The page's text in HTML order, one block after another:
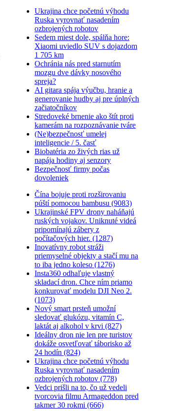
Ukrajina chce početnú výhodu
Ruska vyrovnať nasadením
ozbrojených robotov
Sedem miest dole, spálňa hore:
Xiaomi uviedlo SUV s dojazdom
1 705 km
Ochránia nás pred starnutím
mozgu dve dávky nosového
spreja?
AI gitara spája výučbu, hranie a
generovanie hudby aj pre úplných
začiatočníkov
Stredoveké brnenie ako štít proti
kamerám na rozpoznávanie tváre
(Ne)bezpečnosť umelej
inteligencie / 5. časť
Biobatéria zo živých rias už
napája hodiny aj senzory
Bezpečnosť firmy počas
dovoleniek
Čína bojuje proti rozširovaniu
púští pomocou bambusu (9083)
Ukrajinské FPV drony naháňajú
ruských vojakov. Uniknuté videá
pripomínajú zábery z
počítačových hier. (1287)
Inovatívny robot stráži
priemyselné objekty a stačí mu na
to iba jedno koleso (1276)
Insta360 odhaľuje vlastný
skladací dron. Chce ním priamo
konkurovať modelu DJI Neo 2.
(1073)
Nový smart prsteň umožní
sledovať glukózu, vitamín C,
laktát aj alkohol v krvi (827)
Ideálny dron nie len pre turistov
dokáže osvetľovať táborisko až
24 hodín (824)
Ukrajina chce početnú výhodu
Ruska vyrovnať nasadením
ozbrojených robotov (778)
Vedci prišli na to, čo už vedeli
tvorcovia filmu Armageddon pred
takmer 30 rokmi (666)